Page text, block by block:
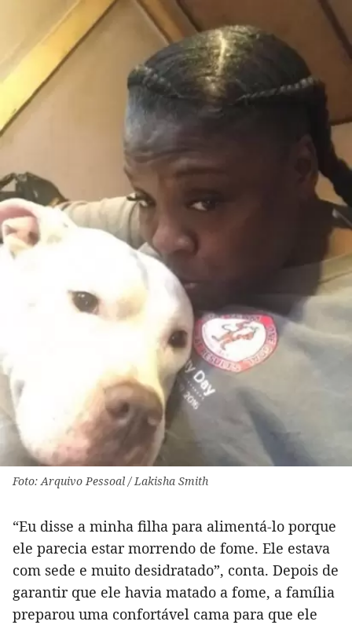
Foto: Arquivo Pessoal / Lakisha Smith
“Eu disse a minha filha para alimentá-lo porque
ele parecia estar morrendo de fome. Ele estava
com sede e muito desidratado”, conta. Depois de
garantir que ele havia matado a fome, a família
preparou uma confortável cama para que ele